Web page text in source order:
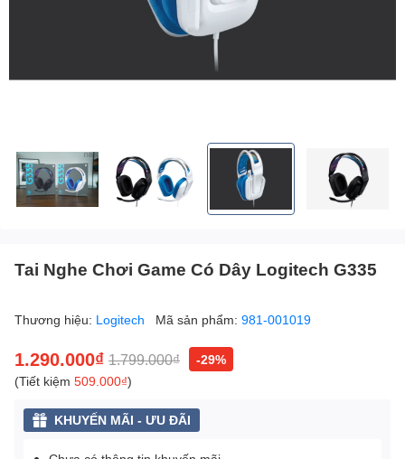
Tai Nghe Chơi Game Có Dây Logitech G335
Thương hiệu: Logitech Mã sản phẩm: 981-001019
1.290.000₫ 1.799.000₫
-29%
(Tiết kiệm 509.000₫)
KHUYẾN MÃI - ƯU ĐÃI